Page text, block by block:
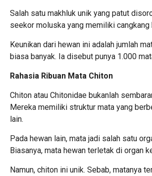
Salah satu makhluk unik yang patut
seekor moluska yang memiliki cangkang
Keunikan dari hewan ini adalah jumlah
biasa banyak. Ia disebut punya 1.000
Rahasia Ribuan Mata Chiton
Chiton atau Chitonidae bukanlah
Mereka memiliki struktur mata yang
lain.
Pada hewan lain, mata jadi salah satu
Biasanya, mata hewan terletak di organ
Namun, chiton ini unik. Sebab, matanya